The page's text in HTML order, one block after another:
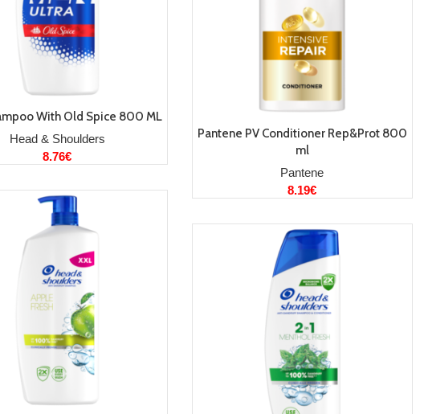
LISA KORVI
With Old Spice 800 ML
Head & Shoulders
8.76€
LISA KORVI
Pantene PV Conditioner Rep&Prot 800
ml
Pantene
8.19€